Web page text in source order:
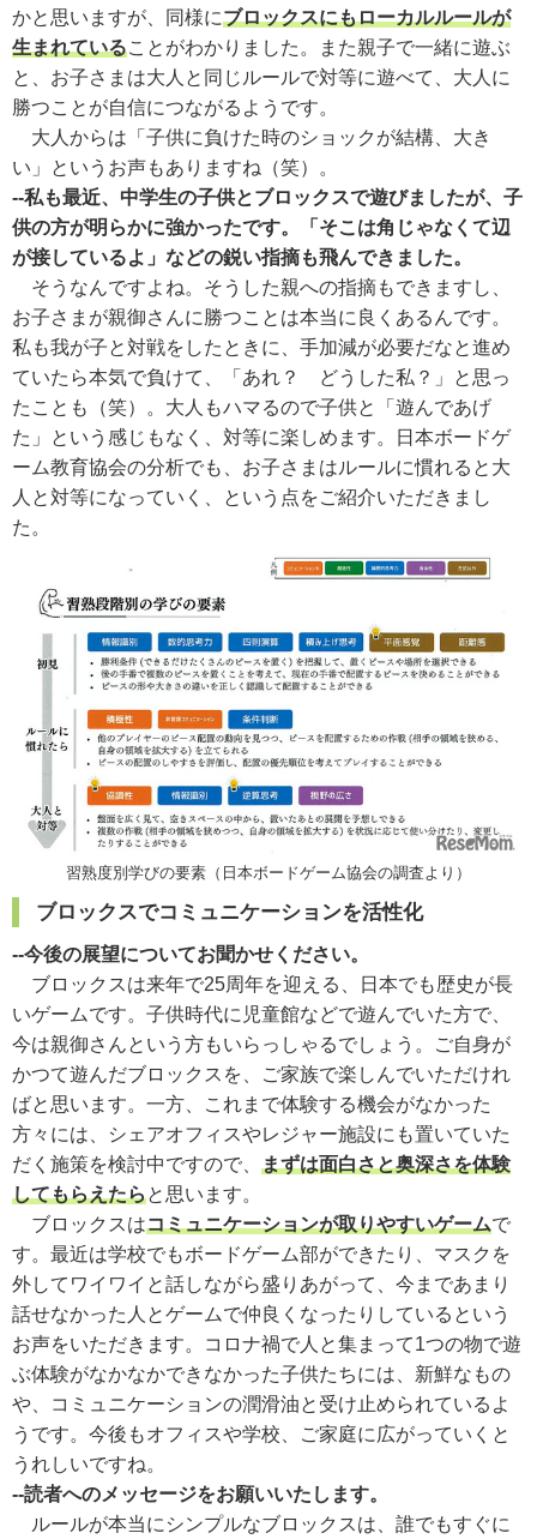
かと思いますが、同様にブロックスにもローカルルールが
生まれていることがわかりました。また親子で一緒に遊ぶ
と、お子さまは大人と同じルールで対等に遊べて、大人に
勝つことが自信につながるようです。
大人からは「子供に負けた時のショックが結構、大き
い」というお声もありますね（笑）。
--私も最近、中学生の子供とブロックスで遊びましたが、子
供の方が明らかに強かったです。「そこは角じゃなくて辺
が接しているよ」などの鋭い指摘も飛んできました。
そうなんですよね。そうした親への指摘もできますし、
お子さまが親御さんに勝つことは本当に良くあるんです。
私も我が子と対戦をしたときに、手加減が必要だなと進め
ていたら本気で負けて、「あれ？ どうした私？」と思っ
たことも（笑）。大人もハマるので子供と「遊んであげ
た」という感じもなく、対等に楽しめます。日本ボードゲ
ーム教育協会の分析でも、お子さまはルールに慣れると大
人と対等になっていく、という点をご紹介いただきまし
た。
習熟度別学びの要素（日本ボードゲーム協会の調査より）
ブロックスでコミュニケーションを活性化
--今後の展望についてお聞かせください。
ブロックスは来年で25周年を迎える、日本でも歴史が長
いゲームです。子供時代に児童館などで遊んでいた方で、
今は親御さんという方もいらっしゃるでしょう。ご自身が
かつて遊んだブロックスを、ご家族で楽しんでいただけれ
ばと思います。一方、これまで体験する機会がなかった
方々には、シェアオフィスやレジャー施設にも置いていた
だく施策を検討中ですので、 まずは面白さと奥深さを体験
してもらえたらと思います。
ブロックスはコミュニケーションが取りやすいゲームで
す。最近は学校でもボードゲーム部ができたり、マスクを
外してワイワイと話しながら盛りあがって、今まであまり
話せなかった人とゲームで仲良くなったりしているという
お声をいただきます。コロナ禍で人と集まって1つの物で遊
ぶ体験がなかなかできなかった子供たちには、新鮮なもの
や、コミュニケーションの潤滑油と受け止められているよ
うです。今後もオフィスや学校、ご家庭に広がっていくと
うれしいですね。
--読者へのメッセージをお願いいたします。
ルールが本当にシンプルなブロックスは、誰でもすぐに